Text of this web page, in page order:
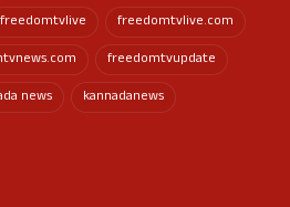
freedomtvlive
freedomtvlive.com
freedomtvupdate
news
kannadanews